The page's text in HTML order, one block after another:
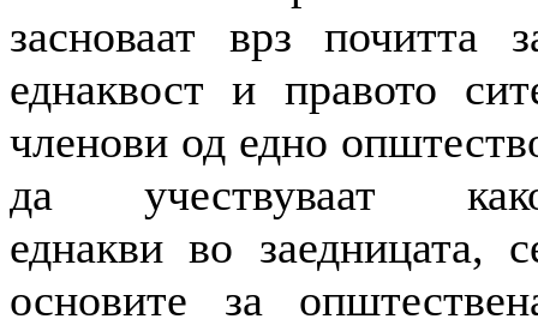
засноваат врз почитта
еднаквост и правото
членови од едно
да учествуваат
еднакви во заедницата,
основите за